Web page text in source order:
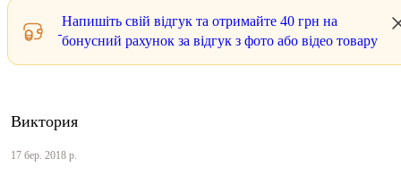
Напишіть свій відгук та отримайте 40 грн на
бонусний рахунок за відгук з фото або відео товару
Виктория
17 бер. 2018 р.